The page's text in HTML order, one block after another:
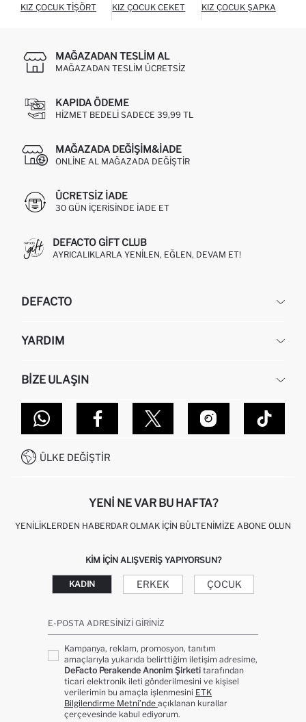
KIZ ÇOCUK TIŞÖRT KIZ ÇOCUK CEKET KIZ ÇOCUK ŞAPKA
MAĞAZADAN TESLIM AL
MAĞAZADAN TESLIM ÜCRETSIZ
KAPIDA ÖDEME
HIZMET BEDELI SADECE 39,99 TL
MAĞAZADA DEĞIŞIM&İADE
ONLINE AL MAĞAZADA DEĞIŞTIR
ÜCRETSIZ IADE
30 GÜN IÇERISINDE IADE ET
DEFACTO GIFT CLUB
AYRICALIKLARLA YENILEN, EĞLEN, DEVAM ET!
DEFACTO
HAKKIMIZDA
KURUMSAL SATIŞ
DEFACTO TEKNOLOJI
SITEMAP
YARDIM
SIPARIŞIMI NASIL TAKIP EDERIM?
NASIL İADE EDERIM?
GIFT CLUB SIKÇA SORULAN SORULAR
İŞLEM REHBERI
KAMPANYALAR
BIZE ULAŞIN
MAĞAZALARIMIZ
İLETIŞIM FORMU
0850 333 22 86
ÜLKE DEĞIŞTIR
YENI NE VAR BU HAFTA?
YENILIKLERDEN HABERDAR OLMAK İÇIN BÜLTENIMIZE ABONE OLUN
KIM IÇIN ALIŞVERIŞ YAPIYORSUN?
KADIN ERKEK ÇOCUK
E-POSTA ADRESINIZI GIRINIZ
Kampanya, reklam, promosyon, tanıtım
amaçlarıyla yukarıda belirttiğim iletişim adresime,
DeFacto Perakende Anonim Şirketi tarafından
ticari elektronik ileti gönderilmesini ve kişisel
verilerimin bu amaçla işlenmesini ETK
Bilgilendirme Metni’nde açıklanan kurallar
çerçevesinde kabul ediyorum.